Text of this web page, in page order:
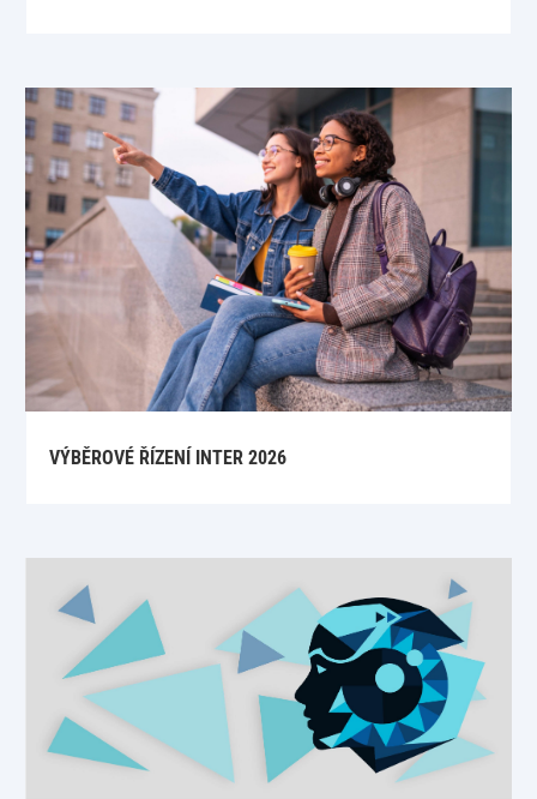
VÝBĚROVÉ ŘÍZENÍ INTER 2026